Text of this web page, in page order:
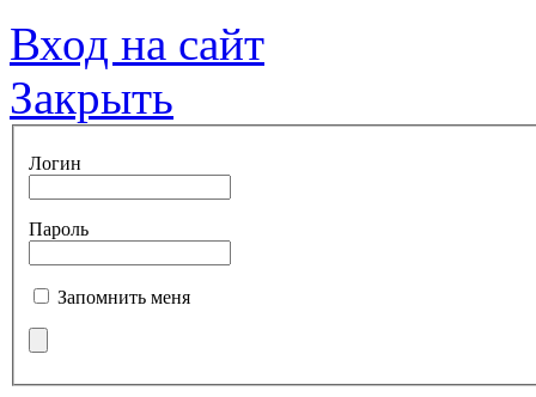
Вход на сайт
Закрыть
Логин
Пароль
Запомнить меня